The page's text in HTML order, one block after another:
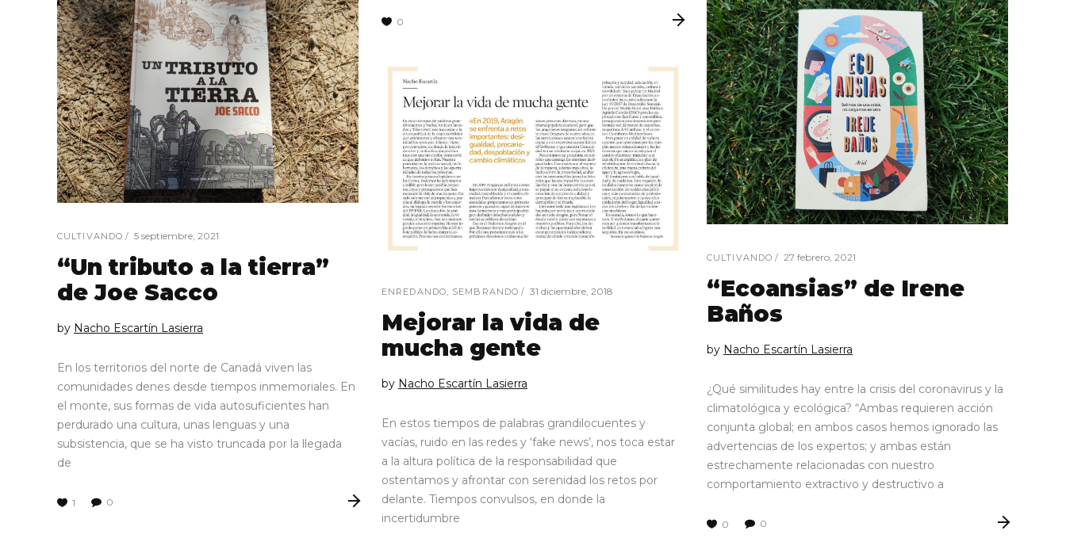
0
CULTIVANDO 5 septiembre, 2021
“Un tributo a la tierra”
de Joe Sacco
by Nacho Escartín Lasierra
En los territorios del norte de Canadá viven las
comunidades denes desde tiempos inmemoriales. En
el monte, sus formas de vida autosuficientes han
perdurado una cultura, unas lenguas y una
subsistencia, que se ha visto truncada por la llegada
de
1 0
CULTIVANDO 27 febrero, 2021
“Ecoansias” de Irene
Baños
by Nacho Escartín Lasierra
¿Qué similitudes hay entre la crisis del coronavirus y la
climatológica y ecológica? “Ambas requieren acción
conjunta global; en ambos casos hemos ignorado las
advertencias de los expertos; y ambas están
estrechamente relacionadas con nuestro
comportamiento extractivo y destructivo a
0 0
ENREDANDO, SEMBRANDO 31 diciembre, 2018
Mejorar la vida de
mucha gente
by Nacho Escartín Lasierra
En estos tiempos de palabras grandilocuentes y
vacías, ruido en las redes y ‘fake news’, nos toca estar
a la altura política de la responsabilidad que
ostentamos y afrontar con serenidad los retos por
delante. Tiempos convulsos, en donde la
incertidumbre